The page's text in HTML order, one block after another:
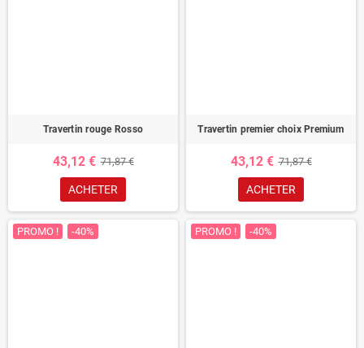
Travertin rouge Rosso
43,12 € 71,87 €
ACHETER
Travertin premier choix Premium
43,12 € 71,87 €
ACHETER
PROMO ! -40% PROMO ! -40%